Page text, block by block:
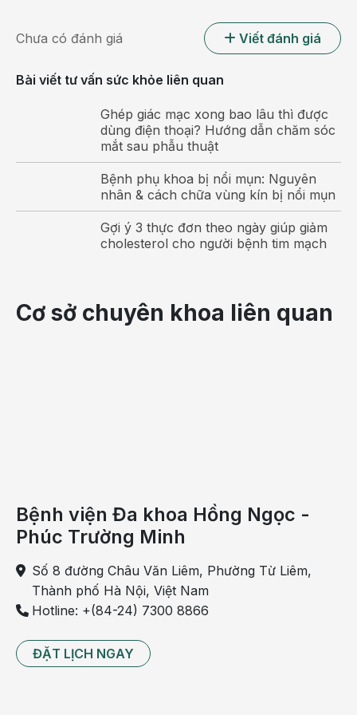
Hội chứng Down là hội chứng mà người bệnh có thừa
một nhiễm sắc thể (NST) số 21
Tuổi của thai phụ
Tỷ lệ 1/90 khi người mẹ trong độ tuổi 40
Tỷ lệ 1/24 khi người mẹ trong độ tuổi 45
Từng mang thai hoặc sinh con bị Down
Chưa có đánh giá Viết đánh giá
Bài viết tư vấn sức khỏe liên quan
Ghép giác mạc xong bao lâu thì được
dùng điện thoại? Hướng dẫn chăm sóc
mắt sau phẫu thuật
Bệnh phụ khoa bị nổi mụn: Nguyên
nhân & cách chữa vùng kín bị nổi mụn
Gợi ý 3 thực đơn theo ngày giúp giảm
cholesterol cho người bệnh tim mạch
Cơ sở chuyên khoa liên quan
Bệnh viện Đa khoa Hồng Ngọc -
Phúc Trường Minh
Số 8 đường Châu Văn Liêm, Phường Từ Liêm,
Thành phố Hà Nội, Việt Nam
Hotline: +(84-24) 7300 8866
ĐẶT LỊCH NGAY